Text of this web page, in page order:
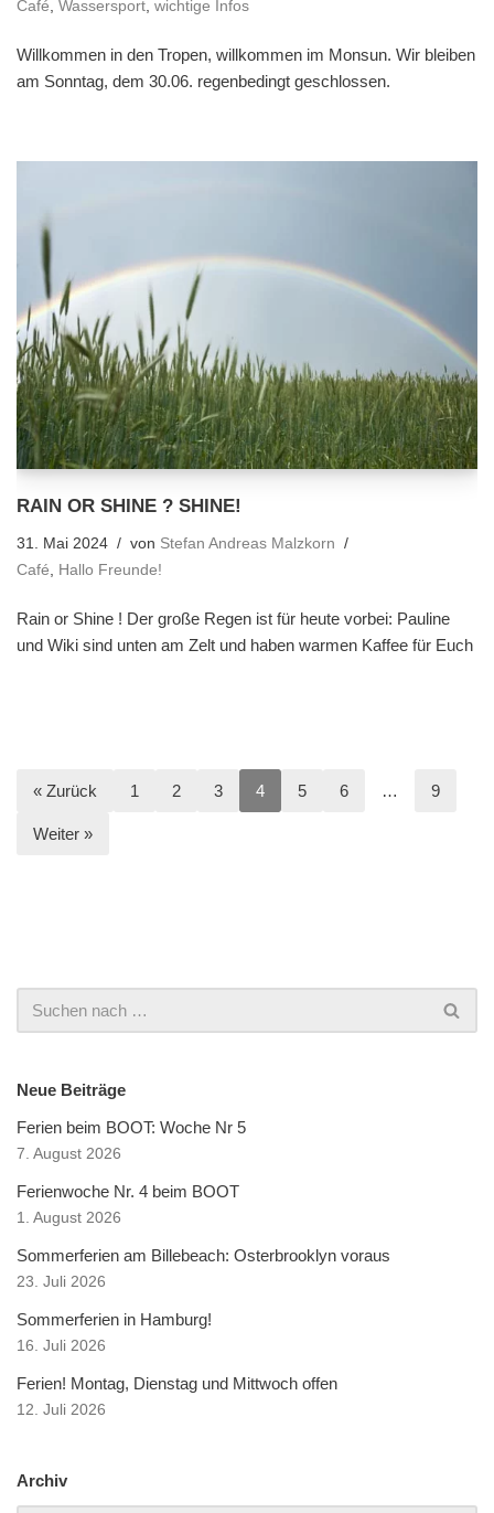
Café, Wassersport, wichtige Infos
Willkommen in den Tropen, willkommen im Monsun. Wir bleiben
am Sonntag, dem 30.06. regenbedingt geschlossen.
RAIN OR SHINE ? SHINE!
31. Mai 2024 von Stefan Andreas Malzkorn
Café
Hallo Freunde!
Rain or Shine ! Der große Regen ist für heute vorbei: Pauline
und Wiki sind unten am Zelt und haben warmen Kaffee für Euch
« Zurück 1 2 3 4 5 6 … 9
Weiter »
Neue Beiträge
Ferien beim BOOT: Woche Nr 5
7. August 2026
Ferienwoche Nr. 4 beim BOOT
1. August 2026
Sommerferien am Billebeach: Osterbrooklyn voraus
23. Juli 2026
Sommerferien in Hamburg!
16. Juli 2026
Ferien! Montag, Dienstag und Mittwoch offen
12. Juli 2026
Archiv